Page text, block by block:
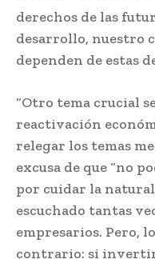
derechos de las
desarrollo, nuestro
dependen de estas
“Otro tema crucial
reactivación
relegar los temas
excusa de que “no
por cuidar la
escuchado tantas
empresarios. Pero,
contrario: si